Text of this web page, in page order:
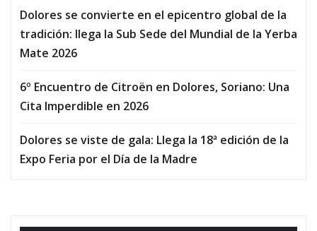
Dolores se convierte en el epicentro global de la
tradición: llega la Sub Sede del Mundial de la Yerba
Mate 2026
6º Encuentro de Citroën en Dolores, Soriano: Una
Cita Imperdible en 2026
Dolores se viste de gala: Llega la 18ª edición de la
Expo Feria por el Día de la Madre